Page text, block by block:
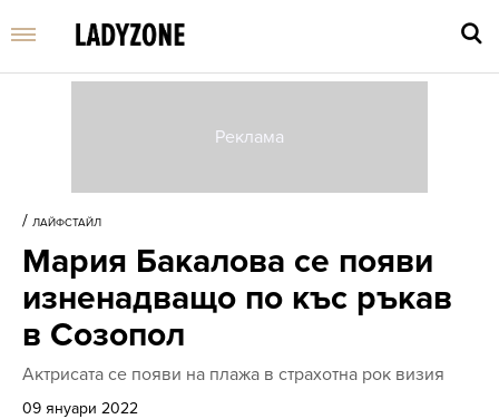
/ ЛАЙФСТАЙЛ
Мария Бакалова се появи
изненадващо по къс ръкав
в Созопол
Актрисата се появи на плажа в страхотна рок визия
09 януари 2022